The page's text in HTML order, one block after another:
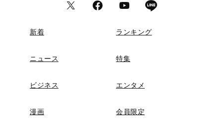
新着 ランキング
ニュース 特集
ビジネス エンタメ
漫画 会員限定